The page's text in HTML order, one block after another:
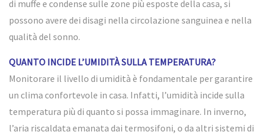
di muffe e condense sulle zone più esposte della casa, si
possono avere dei disagi nella circolazione sanguinea e nella
qualità del sonno.
QUANTO INCIDE L’UMIDITÀ SULLA TEMPERATURA?
Monitorare il livello di umidità è fondamentale per garantire
un clima confortevole in casa. Infatti, l’umidità incide sulla
temperatura più di quanto si possa immaginare. In inverno,
l’aria riscaldata emanata dai termosifoni, o da altri sistemi di